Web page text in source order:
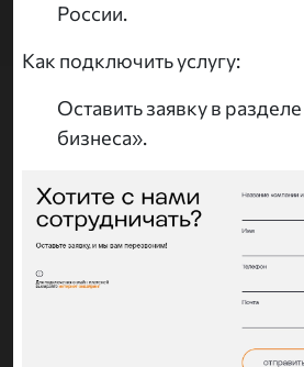
России.
Как подключить услугу:
Оставить заявку в
бизнеса».